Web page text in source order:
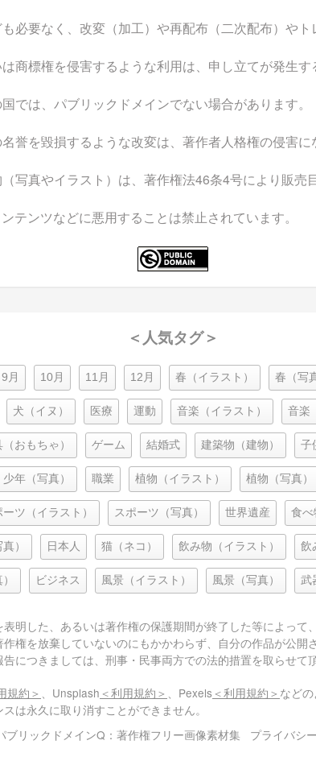
必要なく、改変（加工）や再配布（二次配布）やト
商標権を侵害するような利用は、申し立てが発生す
では、パブリックドメインでない場合があります。
誉を毀損するような改変は、著作者人格権の侵害に
写真やイラスト）は、著作権法46条4号により販売
テンツなどに悪用することは禁止されています。
＜人気タグ＞
9月 10月 11月 12月 春（イラスト） 春（写
犬（イヌ） 医療 運動 音楽（イラスト） 音楽
おもちゃ） ゲーム 結婚式 建築物（建物） 子
少年（写真） 職業 植物（イラスト） 植物（写真）
ーツ（イラスト） スポーツ（写真） 世界遺産 食べ
） 日本人 猫（ネコ） 飲み物（イラスト） 飲
ビジネス 風景（イラスト） 風景（写真） 武
明した、あるいは著作権の保護期間が終了した等によっ
権を放棄していないのにもかかわらず、自分の作品が公
につきましては、刑事・民事両方での法的措置を取らせて
規約＞ 、Unsplash ＜利用規約＞ 、Pexels ＜利用規約＞ など
は永久に取り消すことができません。
ブリックドメインQ：著作権フリー画像素材集
プライバシ